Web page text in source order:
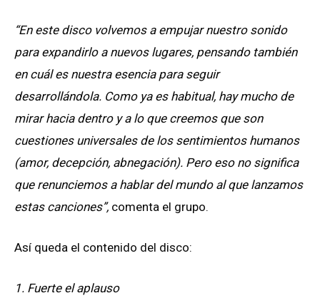
“En este disco volvemos a empujar nuestro sonido
para expandirlo a nuevos lugares, pensando también
en cuál es nuestra esencia para seguir
desarrollándola. Como ya es habitual, hay mucho de
mirar hacia dentro y a lo que creemos que son
cuestiones universales de los sentimientos humanos
(amor, decepción, abnegación). Pero eso no significa
que renunciemos a hablar del mundo al que lanzamos
estas canciones”, comenta el grupo.
Así queda el contenido del disco:
1. Fuerte el aplauso